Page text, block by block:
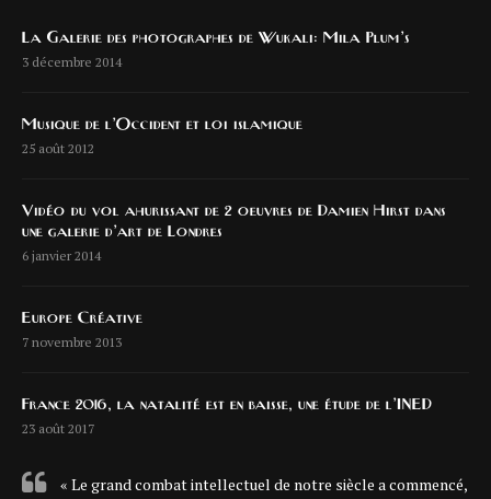
La Galerie des photographes de Wukali: Mila Plum’s
3 décembre 2014
Musique de l’Occident et loi islamique
25 août 2012
Vidéo du vol ahurissant de 2 oeuvres de Damien Hirst dans
une galerie d’art de Londres
6 janvier 2014
Europe Créative
7 novembre 2013
France 2016, la natalité est en baisse, une étude de l’INED
23 août 2017
« Le grand combat intellectuel de notre siècle a commencé,